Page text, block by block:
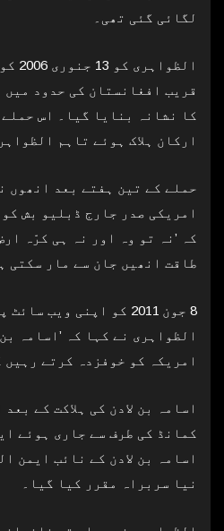
لگائی گئی تھی۔
قریب افغانستان کی حدود
کا نشانہ بنایا گیا۔ اس
ارکان ہلاک ہوئے تاہم
حملے کے تین ہفتے بعد انھوں
امریکی صدر جارج ڈبلیو بش
کہ ’نہ تو وہ اور نہ ہی کرّہ
طاقت انھیں جان سے مار سکتی
8 جون 2011 کو اپنی ویب
الظواہری نے کہا کہ ’اسامہ
امریکہ کو خوفزدہ کرتے رہیں
اسامہ بن لادن کی ہلاکت کے
کمانڈ کی طرف سے جاری ہوئے
اسامہ بن لادن کے نائب ایمن
نیا سربراہ مقرر کیا گیا۔